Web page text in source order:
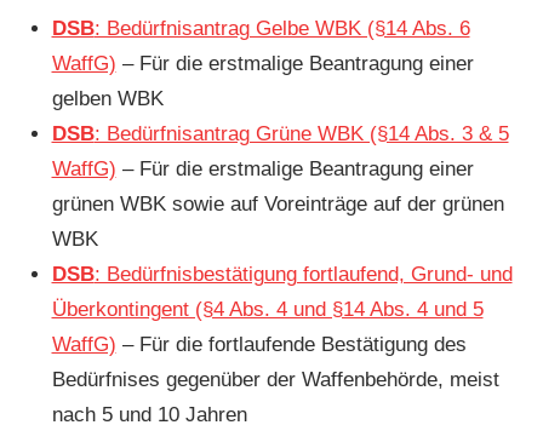
DSB: Bedürfnisantrag Gelbe WBK (§14 Abs. 6
WaffG) – Für die erstmalige Beantragung einer
gelben WBK
DSB: Bedürfnisantrag Grüne WBK (§14 Abs. 3 & 5
WaffG) – Für die erstmalige Beantragung einer
grünen WBK sowie auf Voreinträge auf der grünen
WBK
DSB: Bedürfnisbestätigung fortlaufend, Grund- und
Überkontingent (§4 Abs. 4 und §14 Abs. 4 und 5
WaffG) – Für die fortlaufende Bestätigung des
Bedürfnises gegenüber der Waffenbehörde, meist
nach 5 und 10 Jahren